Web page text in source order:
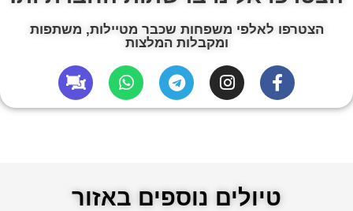
הצטרפו לאלפי משפחות שכבר מטיילות, משתפות
ומקבלות המלצות
טיולים נוספים באזור